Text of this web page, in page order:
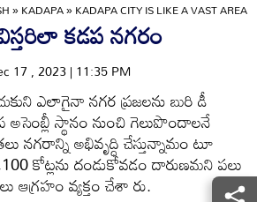
»KADAPA»KADAPA CITY IS LIKE A VAST AREA
కడప నగరం
17 , 2023 | 11:35 PM
ఎలాగైనా నగర ప్రజలను బురి డీ
స్థానం నుంచి గెలుపొందాలనే
నగరాన్ని అభివృద్ధి చేస్తున్నామం టూ
కోట్లను దండుకోవడం దారుణమని పలు
ఆగ్రహం వ్యక్తం చేశా రు.